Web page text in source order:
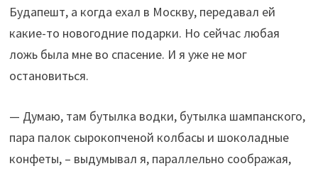
Будапешт, а когда ехал в Москву, передавал ей
какие-то новогодние подарки. Но сейчас любая
ложь была мне во спасение. И я уже не мог
остановиться.
— Думаю, там бутылка водки, бутылка шампанского,
пара палок сырокопченой колбасы и шоколадные
конфеты, – выдумывал я, параллельно соображая,